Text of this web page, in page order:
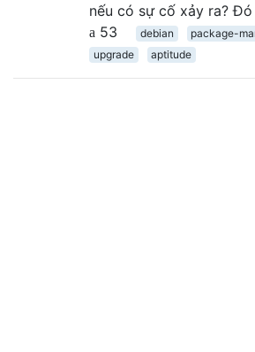
nếu có sự cố xảy ra?
53
debian package-
upgrade
aptitude